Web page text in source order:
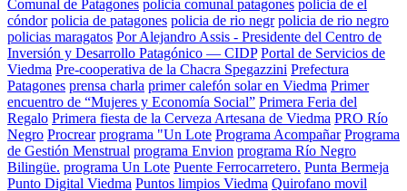
Comunal de Patagones policia comunal patagones policia de el
cóndor policia de patagones policia de rio negr policia de rio negro
policias maragatos Por Alejandro Assis - Presidente del Centro de
Inversión y Desarrollo Patagónico — CIDP Portal de Servicios de
Viedma Pre-cooperativa de la Chacra Spegazzini Prefectura
Patagones prensa charla primer calefón solar en Viedma Primer
encuentro de “Mujeres y Economía Social” Primera Feria del
Regalo Primera fiesta de la Cerveza Artesana de Viedma PRO Río
Negro Procrear programa "Un Lote Programa Acompañar Programa
de Gestión Menstrual programa Envion programa Río Negro
Bilingüe. programa Un Lote Puente Ferrocarretero. Punta Bermeja
Punto Digital Viedma Puntos limpios Viedma Quirofano movil